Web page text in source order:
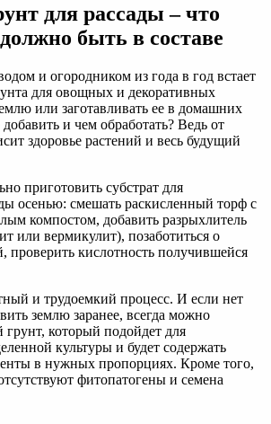
грунт
рассады
что
обязательно
должно
быть
в
Дачно-
огородные
радости
—
медиаплатформа
для рассады – что
быть в составе
и огородником из года в год встает
для овощных и декоративных
или заготавливать ее в домашних
и чем обработать? Ведь от
здоровье растений и весь будущий
приготовить субстрат для
осенью: смешать раскисленный торф с
компостом, добавить разрыхлитель
или вермикулит), позаботиться о
проверить кислотность получившейся
и трудоемкий процесс. И если нет
землю заранее, всегда можно
грунт, который подойдет для
культуры и будет содержать
в нужных пропорциях. Кроме того,
фитопатогены и семена